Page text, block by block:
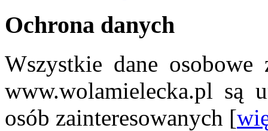
Ochrona danych
Wszystkie dane osobowe
www.wolamielecka.pl są
osób zainteresowanych [